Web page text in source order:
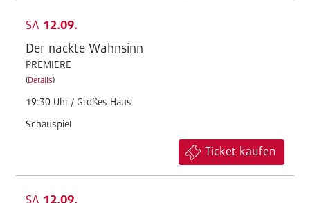
SA 12.09.
Der nackte Wahnsinn
PREMIERE
(Details)
19:30 Uhr / Großes Haus
Schauspiel
Ticket kaufen
SA 12.09.